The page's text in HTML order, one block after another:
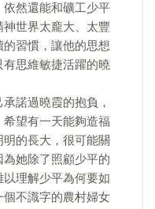
然還能和礦工少平
世界太龐大、太豐
習慣，讓他的思想
思維敏捷活躍的曉
諾過曉霞的抱負，
望有一天能夠造福
的長大，很可能關
她除了照顧少平的
理解少平為何要如
不識字的農村婦女